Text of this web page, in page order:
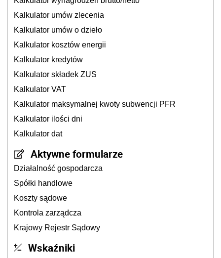
Kalkulator umów zlecenia
Kalkulator umów o dzieło
Kalkulator kosztów energii
Kalkulator kredytów
Kalkulator składek ZUS
Kalkulator VAT
Kalkulator maksymalnej kwoty subwencji PFR
Kalkulator ilości dni
Kalkulator dat
Aktywne formularze
Działalność gospodarcza
Spółki handlowe
Koszty sądowe
Kontrola zarządcza
Krajowy Rejestr Sądowy
Wskaźniki